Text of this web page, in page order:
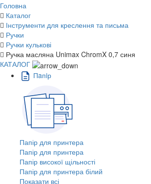
Головна
Каталог
Інструменти для креслення та письма
Ручки
Ручки кулькові
Ручка масляна Unimax ChromX 0,7 синя
КАТАЛОГ
Пaпiр
Папір для принтера
Папір для принтера
Папір високої щільності
Папір для принтера білий
Показати всі